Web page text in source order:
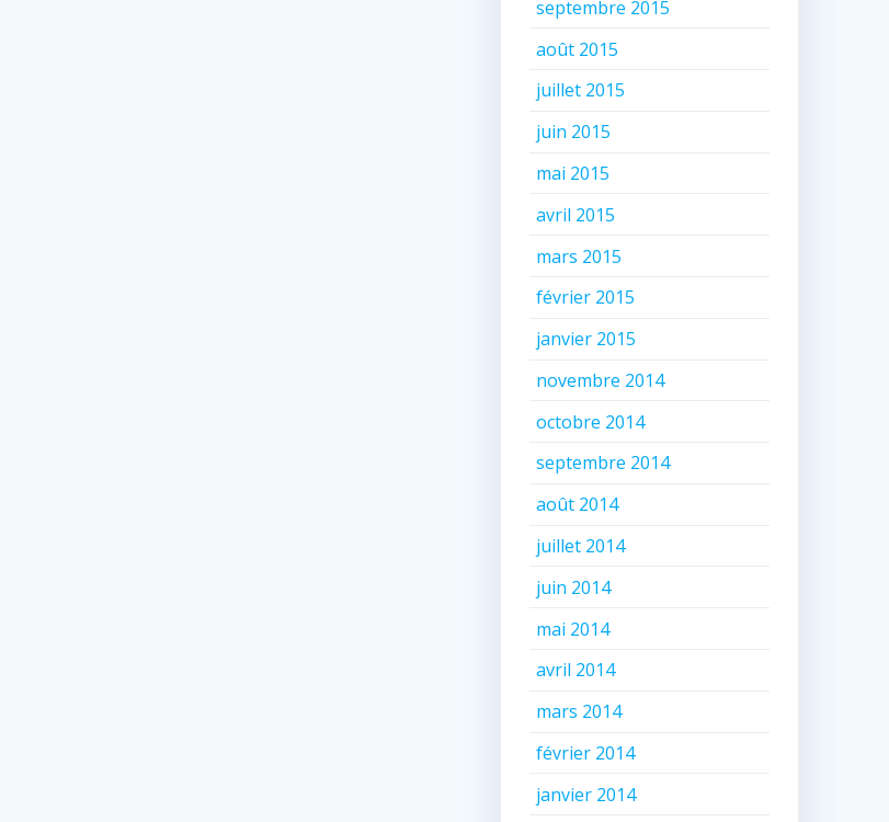
septembre 2015
août 2015
juillet 2015
juin 2015
mai 2015
avril 2015
mars 2015
février 2015
janvier 2015
novembre 2014
octobre 2014
septembre 2014
août 2014
juillet 2014
juin 2014
mai 2014
avril 2014
mars 2014
février 2014
janvier 2014